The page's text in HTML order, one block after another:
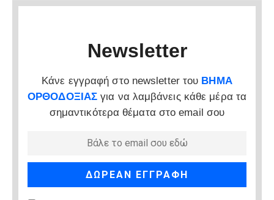
Newsletter
Κάνε εγγραφή στο newsletter του ΒΗΜΑ
ΟΡΘΟΔΟΞΙΑΣ για να λαμβάνεις κάθε μέρα τα
σημαντικότερα θέματα στο email σου